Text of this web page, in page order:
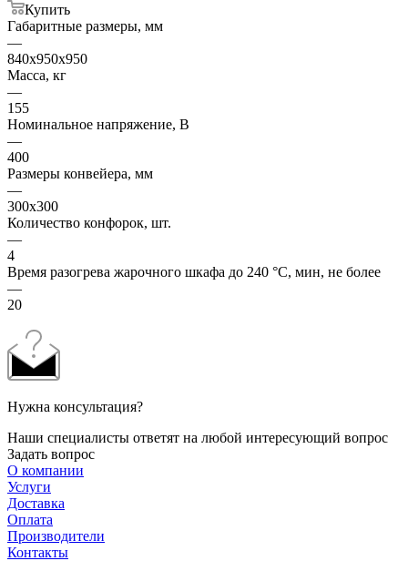
Купить
Габаритные размеры, мм
—
840х950х950
Масса, кг
—
155
Номинальное напряжение, В
—
400
Размеры конвейера, мм
—
300х300
Количество конфорок, шт.
—
4
Время разогрева жарочного шкафа до 240 °C, мин, не более
—
20
Нужна консультация?
Наши специалисты ответят на любой интересующий вопрос
Задать вопрос
О компании
Услуги
Доставка
Оплата
Производители
Контакты